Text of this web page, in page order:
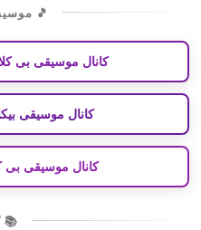
🎵
کانال موسیقی بی
کانال موسیقی
کانال موسیقی بی
📚